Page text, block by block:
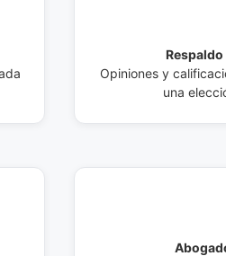
Opiniones y
una